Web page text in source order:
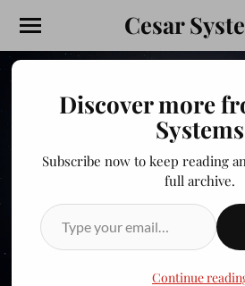
Cesar
Discover more
Systems
Subscribe now to keep reading
full archive.
Continue